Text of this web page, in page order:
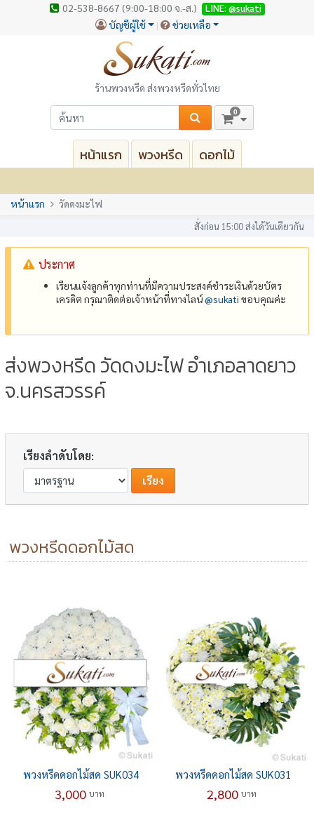
02-538-8667 (9:00-18:00 จ.-ส.) LINE: @sukati
บัญชีผู้ใช้ ช่วยเหลือ
ร้านพวงหรีด ส่งพวงหรีดทั่วไทย
0
หน้าแรก พวงหรีด ดอกไม้
หน้าแรก วัดดงมะไฟ
สั่งก่อน 15:00 ส่งได้วันเดียวกัน
ประกาศ
เรียนแจ้งลูกค้าทุกท่านที่มีความประสงค์ชำระเงินด้วยบัตร
เครดิต กรุณาติดต่อเจ้าหน้าที่ทางไลน์@‌sukati ขอบคุณค่ะ
ส่งพวงหรีด วัดดงมะไฟ อำเภอลาดยาว
จ.นครสวรรค์
เรียงลำดับโดย:
พวงหรีดดอกไม้สด
พวงหรีดดอกไม้สด SUK034
3,000 บาท
พวงหรีดดอกไม้สด SUK031
2,800 บาท